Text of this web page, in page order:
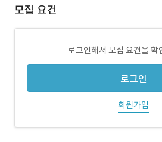
모집 요건
로그인해서 모집 요건을 확
로그인
회원가입